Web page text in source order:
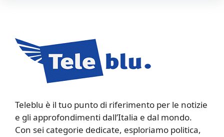
Teleblu è il tuo punto di riferimento per le notizie
e gli approfondimenti dall’Italia e dal mondo.
Con sei categorie dedicate, esploriamo politica,